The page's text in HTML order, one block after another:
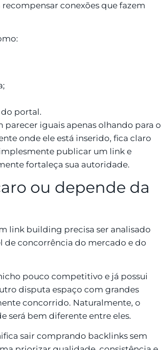
conexões que fazem
portal.
parecer iguais apenas olhando para o
onde ele está inserido, fica claro
publicar um link e
fortaleça sua autoridade.
ou depende da
link building precisa ser analisado
de concorrência do mercado e do
pouco competitivo e já possui
disputa espaço com grandes
concorrido. Naturalmente, o
será bem diferente entre eles.
sair comprando backlinks sem